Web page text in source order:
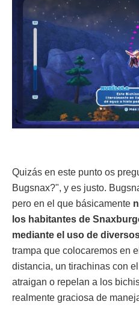
Quizás en este punto os
Bugsnax?", y es justo.
pero en el que básicamente
los habitantes de
mediante el uso de
trampa que colocaremos en
distancia, un tirachinas con
atraigan o repelan a los
realmente graciosa de